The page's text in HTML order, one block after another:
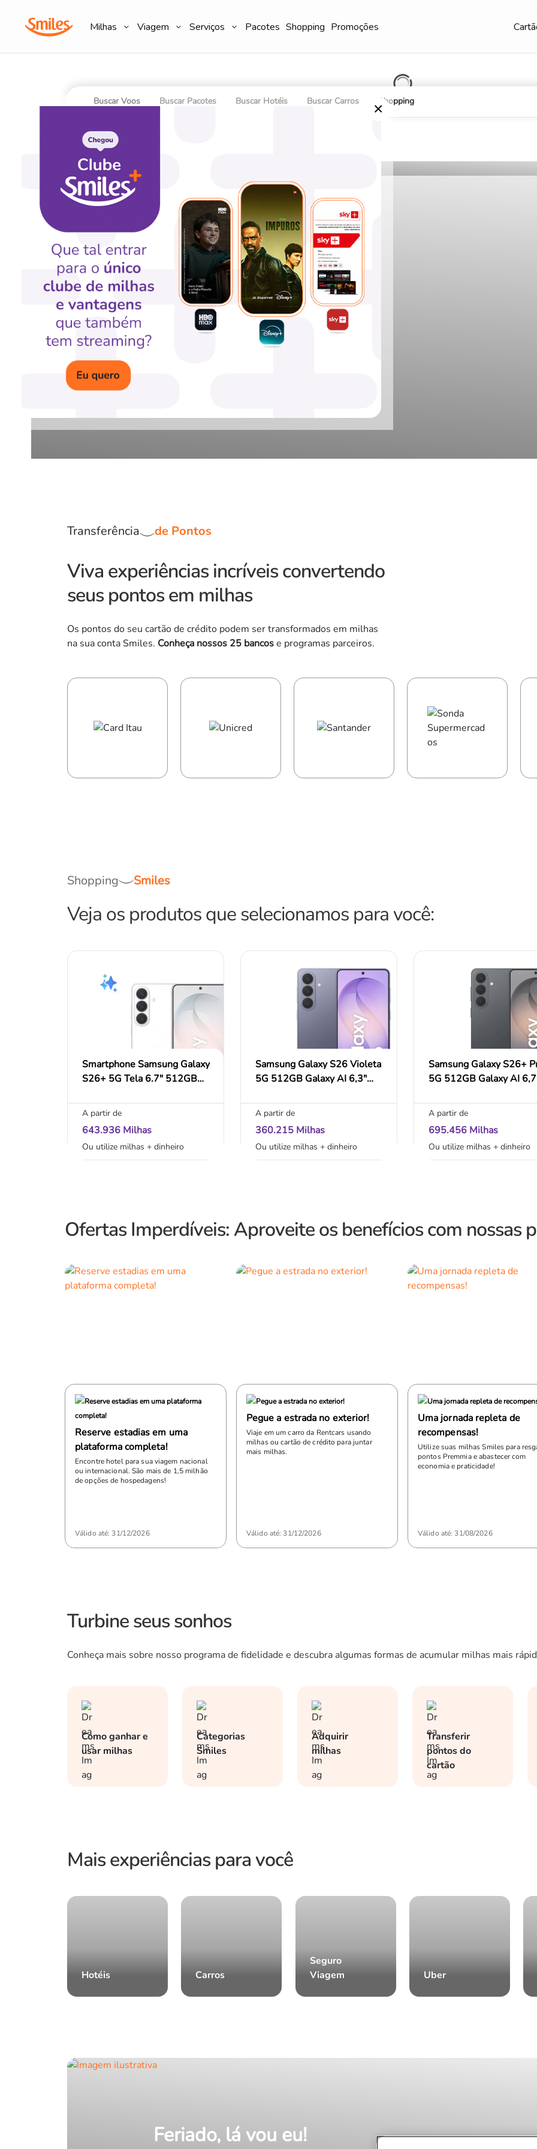
Milhas Viagem Serviços Pacotes Shopping Promoções
×
Comprar Milhas
Mais bônus para transformar suas milhas
em novas experiências!
Buscar Voos Buscar Pacotes Buscar Hotéis Buscar Carros Shopping
Transferência de Pontos
Viva experiências incríveis convertendo
seus pontos em milhas
Os pontos do seu cartão de crédito podem ser transformados em milhas
na sua conta Smiles. Conheça nossos 25 bancose programas parceiros.
Shopping Smiles
Veja os produtos que selecionamos para você:
Smartphone Samsung Galaxy
S26+ 5G Tela 6.7" 512GB
A partir de
643.936 Milhas
Ou utilize milhas + dinheiro
Samsung Galaxy S26 Violeta
5G 512GB Galaxy AI 6,3"
50+12+10MP Bateria
4300mAh Dual Chip
A partir de
360.215 Milhas
Ou utilize milhas + dinheiro
Samsung Galaxy S26+
5G 512GB Galaxy AI
50+12+10MP Bateria
4900mAh Dual Chip
A partir de
695.456 Milhas
Ou utilize milhas + dinheiro
Ofertas Imperdíveis: Aproveite os benefícios com nossas
Reserve estadias em uma
plataforma completa!
Encontre hotel para sua viagem nacional
ou internacional. São mais de 1,5 milhão
de opções de hospedagens!
Válido até: 31/12/2026
Pegue a estrada no exterior!
Viaje em um carro da Rentcars usando
milhas ou cartão de crédito para juntar
mais milhas.
Válido até: 31/12/2026
Uma jornada repleta de
recompensas!
Utilize suas milhas Smiles para
pontos Premmia e abastecer com
economia e praticidade!
Válido até: 31/08/2026
Turbine seus sonhos
Conheça mais sobre nosso programa de fidelidade e descubra algumas formas de acumular milhas mais
Como ganhar e
usar milhas
Categorias
Smiles
Adquirir
milhas
Transferir
pontos do
cartão
Mais experiências para você
Hotéis Carros
Seguro
Viagem
Uber
Feriado, lá vou eu!